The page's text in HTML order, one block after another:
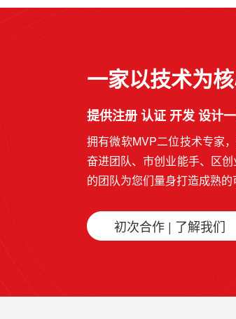
一家以技术为
提供注册 认证 开发 设计
拥有微软MVP二位技术专家
奋进团队、市创业能手、区
的团队为您们量身打造成熟
初次合作 | 了解我们